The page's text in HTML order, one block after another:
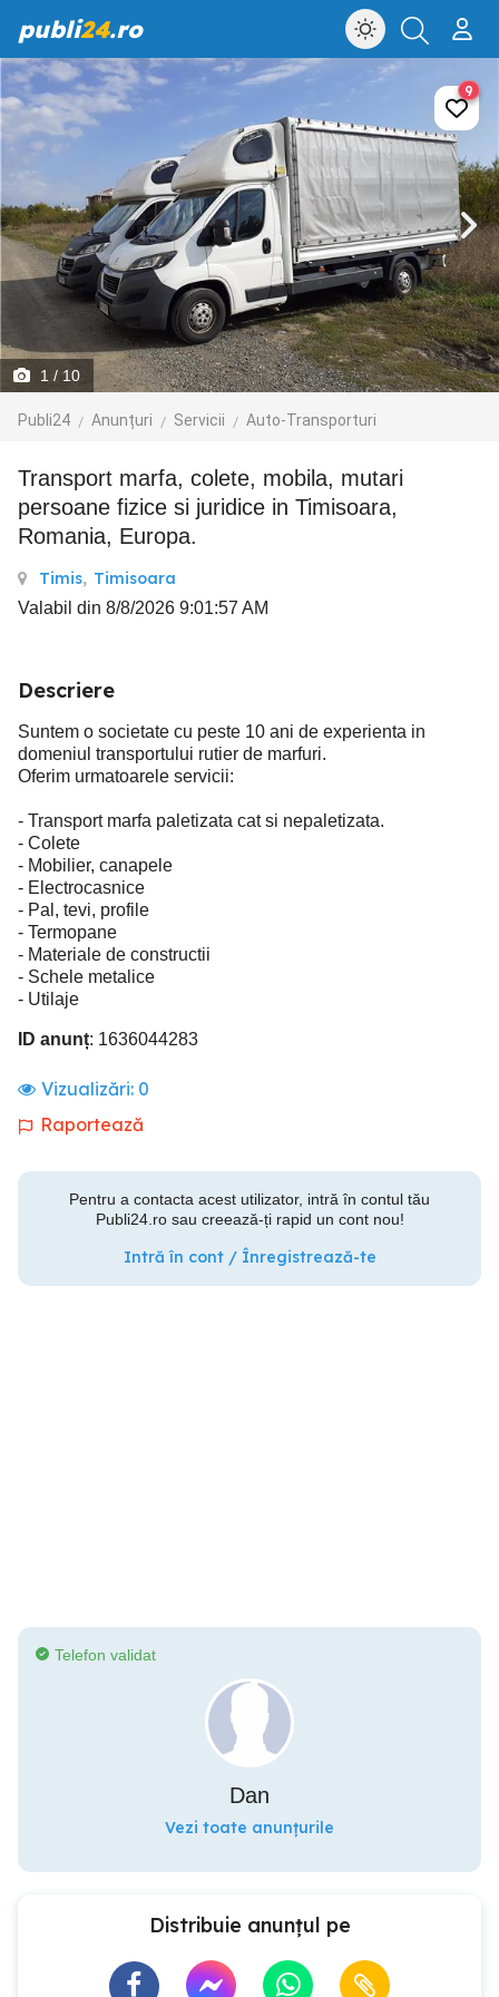
publi24.ro
1 / 10
Publi24 Anunțuri Servicii Auto-Transporturi
9
Transport marfa, colete, mobila, mutari
persoane fizice si juridice in Timisoara,
Romania, Europa.
Timis, Timisoara
Valabil din 8/8/2026 9:01:57 AM
Descriere
Suntem o societate cu peste 10 ani de experienta in
domeniul transportului rutier de marfuri.
Oferim urmatoarele servicii:
- Transport marfa paletizata cat si nepaletizata.
- Colete
- Mobilier, canapele
- Electrocasnice
- Pal, tevi, profile
- Termopane
- Materiale de constructii
- Schele metalice
- Utilaje
ID anunț: 1636044283
Vizualizări: 0
Raportează
Pentru a contacta acest utilizator, intră în contul tău
Publi24.ro sau creează-ți rapid un cont nou!
Intră în cont / Înregistrează-te
Telefon validat
Dan
Vezi toate anunțurile
Distribuie anunțul pe